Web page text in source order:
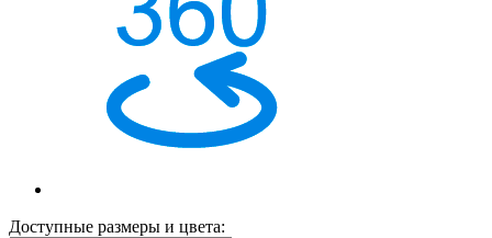
Доступные размеры и цвета: